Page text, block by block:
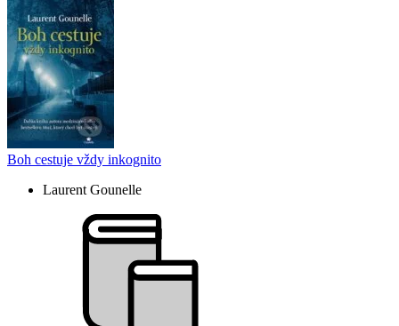
Boh cestuje vždy inkognito
Laurent Gounelle